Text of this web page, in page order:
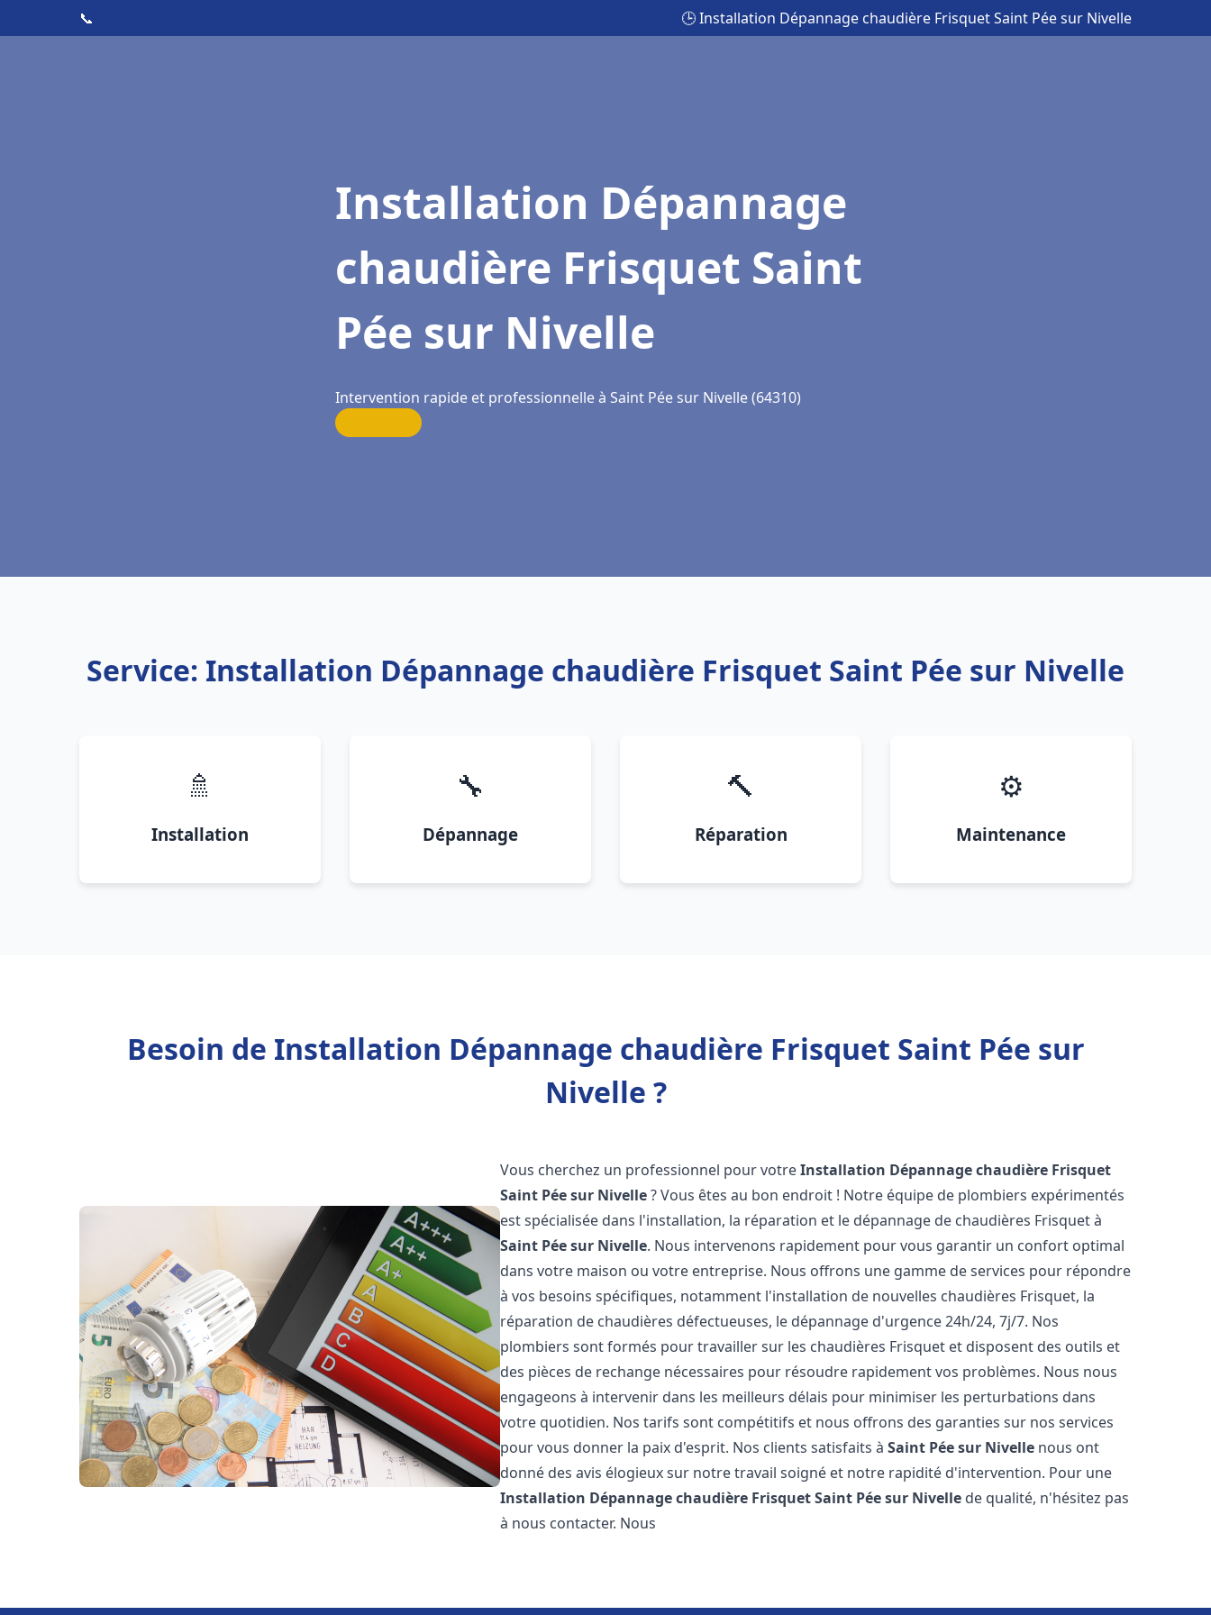
📞 🕒 Installation Dépannage chaudière Frisquet Saint Pée sur Nivelle
Installation Dépannage
chaudière Frisquet Saint
Pée sur Nivelle
Intervention rapide et professionnelle à Saint Pée sur Nivelle (64310)
Service: Installation Dépannage chaudière Frisquet Saint Pée sur Nivelle
🚿
Installation
🔧
Dépannage
🔨
Réparation
⚙️
Maintenance
Besoin de Installation Dépannage chaudière Frisquet Saint Pée sur
Nivelle ?
Vous cherchez un professionnel pour votreInstallation Dépannage chaudière Frisquet
Saint Pée sur Nivelle? Vous êtes au bon endroit ! Notre équipe de plombiers expérimentés
est spécialisée dans l'installation, la réparation et le dépannage de chaudières Frisquet à
Saint Pée sur Nivelle. Nous intervenons rapidement pour vous garantir un confort optimal
dans votre maison ou votre entreprise. Nous offrons une gamme de services pour répondre
à vos besoins spécifiques, notamment l'installation de nouvelles chaudières Frisquet, la
réparation de chaudières défectueuses, le dépannage d'urgence 24h/24, 7j/7. Nos
plombiers sont formés pour travailler sur les chaudières Frisquet et disposent des outils et
des pièces de rechange nécessaires pour résoudre rapidement vos problèmes. Nous nous
engageons à intervenir dans les meilleurs délais pour minimiser les perturbations dans
votre quotidien. Nos tarifs sont compétitifs et nous offrons des garanties sur nos services
pour vous donner la paix d'esprit. Nos clients satisfaits àSaint Pée sur Nivelle nous ont
donné des avis élogieux sur notre travail soigné et notre rapidité d'intervention. Pour une
Installation Dépannage chaudière FrisquetSaint Pée sur Nivelle de qualité, n'hésitez pas
à nous contacter. Nous